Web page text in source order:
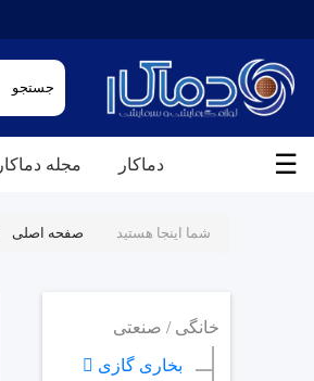
☰ دماکار مجله دماکار
شما اینجا هستید صفحه اصلی
خانگی / صنعتی
بخاری گازی